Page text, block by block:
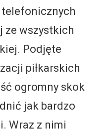
telefonicznych
ze wszystkich
Podjęte
piłkarskich
ogromny skok
jak bardzo
Wraz z nimi